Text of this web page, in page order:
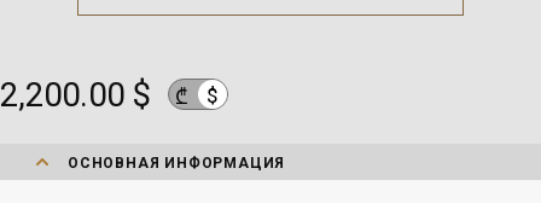
2,200.00 $ ₾ $
ОСНОВНАЯ ИНФОРМАЦИЯ